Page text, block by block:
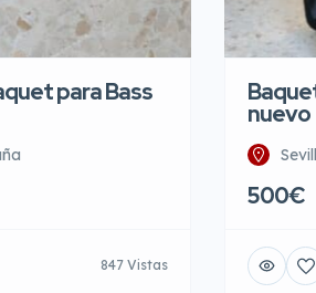
para Bass
847 Vistas
nuevo
500€